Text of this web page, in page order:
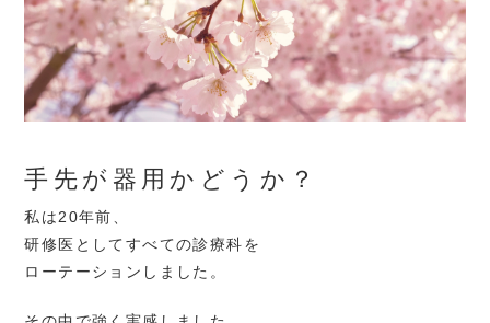
手先が器用かどうか？
私は20年前、
研修医としてすべての診療科を
ローテーションしました。